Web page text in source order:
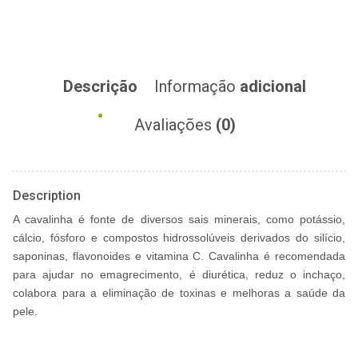
Descrição Informação adicional
Avaliações (0)
Description
A cavalinha é fonte de diversos sais minerais, como potássio,
cálcio, fósforo e compostos hidrossolúveis derivados do silício,
saponinas, flavonoides e vitamina C. Cavalinha é recomendada
para ajudar no emagrecimento, é diurética, reduz o inchaço,
colabora para a eliminação de toxinas e melhoras a saúde da
pele.